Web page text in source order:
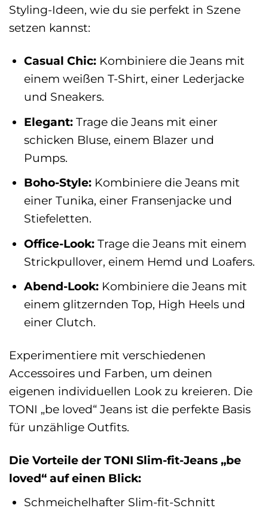
Styling-Ideen, wie du sie perfekt in Szene
setzen kannst:
Casual Chic:Kombiniere die Jeans mit
einem weißen T-Shirt, einer Lederjacke
und Sneakers.
Elegant:Trage die Jeans mit einer
schicken Bluse, einem Blazer und
Pumps.
Boho-Style:Kombiniere die Jeans mit
einer Tunika, einer Fransenjacke und
Stiefeletten.
Office-Look:Trage die Jeans mit einem
Strickpullover, einem Hemd und Loafers.
Abend-Look:Kombiniere die Jeans mit
einem glitzernden Top, High Heels und
einer Clutch.
Experimentiere mit verschiedenen
Accessoires und Farben, um deinen
eigenen individuellen Look zu kreieren. Die
TONI „be loved“ Jeans ist die perfekte Basis
für unzählige Outfits.
Die Vorteile der TONI Slim-fit-Jeans „be
loved“ auf einen Blick:
Schmeichelhafter Slim-fit-Schnitt